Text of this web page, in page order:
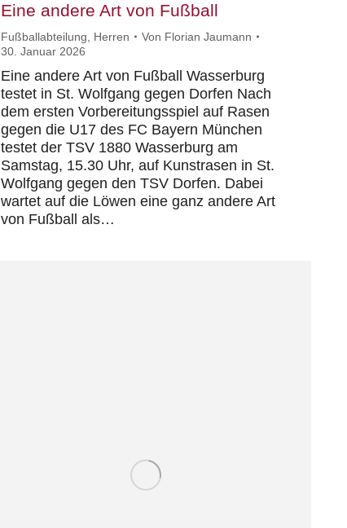
Eine andere Art von Fußball
Fußballabteilung Herren Von Florian Jaumann
30. Januar 2026
Eine andere Art von Fußball Wasserburg
testet in St. Wolfgang gegen Dorfen Nach
dem ersten Vorbereitungsspiel auf Rasen
gegen die U17 des FC Bayern München
testet der TSV 1880 Wasserburg am
Samstag, 15.30 Uhr, auf Kunstrasen in St.
Wolfgang gegen den TSV Dorfen. Dabei
wartet auf die Löwen eine ganz andere Art
von Fußball als…